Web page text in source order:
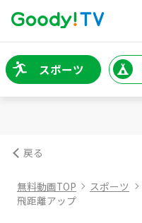
スポーツ
戻る
無料動画TOP スポーツ
飛距離アップ